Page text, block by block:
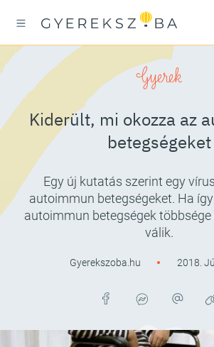
Gyerek
Kiderült, mi okozza az
betegségeket
Egy új kutatás szerint egy
autoimmun betegségeket. Ha
autoimmun betegségek
válik.
Gyerekszoba.hu 2018.